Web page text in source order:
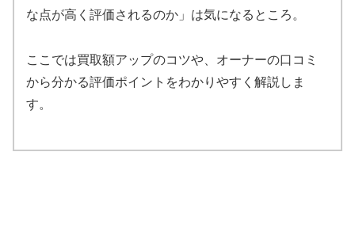
な点が高く評価されるのか」は気になるところ。
ここでは買取額アップのコツや、オーナーの口コミ
から分かる評価ポイントをわかりやすく解説しま
す。